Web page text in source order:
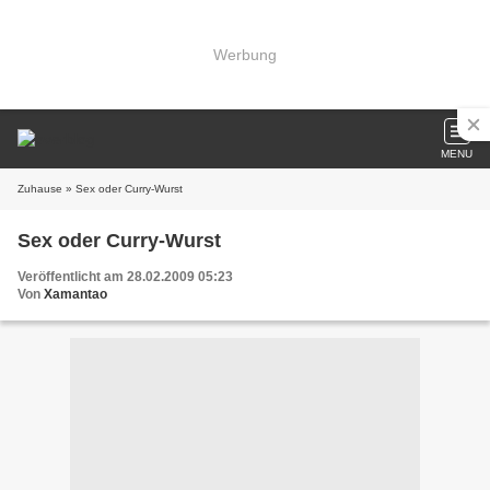
Werbung
MENU
Zuhause » Sex oder Curry-Wurst
Sex oder Curry-Wurst
Veröffentlicht am 28.02.2009 05:23
Von Xamantao